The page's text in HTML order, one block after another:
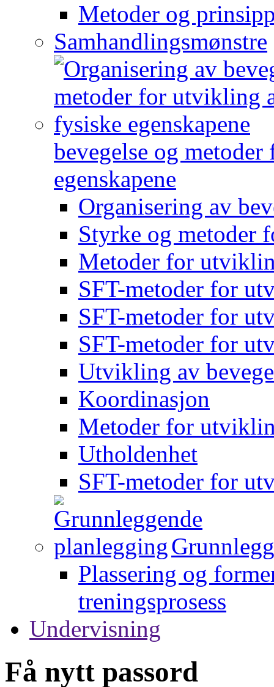
Metoder og
Samhandlingsmønstre
bevegelse og
egenskapene
Organisering av
Styrke og metoder
Metoder for
SFT-metoder for
SFT-metoder for
SFT-metoder for
Utvikling av
Koordinasjon
Metoder for
Utholdenhet
SFT-metoder for
Plassering og
treningsprosess
Undervisning
Få nytt passord